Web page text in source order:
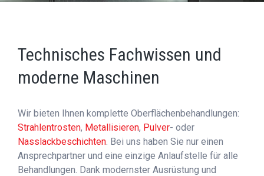
Technisches Fachwissen und
moderne Maschinen
Wir bieten Ihnen komplette Oberflächenbehandlungen:
Strahlentrosten, Metallisieren, Pulver- oder
Nasslackbeschichten. Bei uns haben Sie nur einen
Ansprechpartner und eine einzige Anlaufstelle für alle
Behandlungen. Dank modernster Ausrüstung und